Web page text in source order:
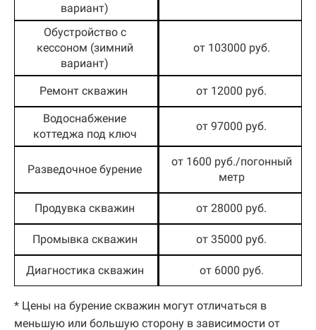
вариант)
Обустройство с
кессоном (зимний
вариант)
от 103000 руб.
Ремонт скважин от 12000 руб.
Водоснабжение
коттеджа под ключ
от 97000 руб.
Разведочное бурение
от 1600 руб./погонный
метр
Продувка скважин от 28000 руб.
Промывка скважин от 35000 руб.
Диагностика скважин от 6000 руб.
* Цены на бурение скважин могут отличаться в
меньшую или большую сторону в зависимости от